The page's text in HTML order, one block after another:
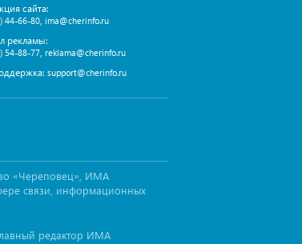
сайта:
44-66-80, ima@cherinfo.ru
рекламы:
54-88-77, reklama@cherinfo.ru
support@cherinfo.ru
«Череповец», ИМА
связи, информационных
редактор ИМА